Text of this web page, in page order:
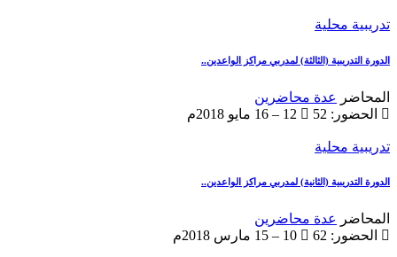
تدريبية محلية
الدورة التدريبية (الثالثة) لمدربي مراكز الواعدين..
المحاضر
عدة محاضرين
الحضور: 52
تدريبية محلية
الدورة التدريبية (الثانية) لمدربي مراكز الواعدين..
المحاضر
عدة محاضرين
الحضور: 62